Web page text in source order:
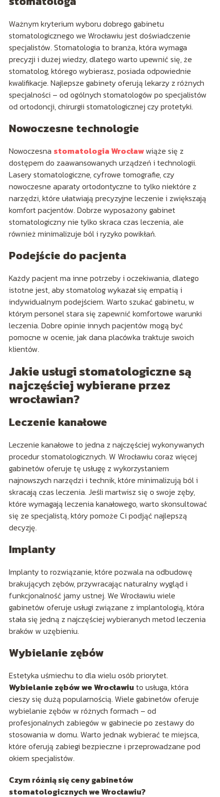
Ważnym kryterium wyboru dobrego gabinetu
stomatologicznego we Wrocławiu jest doświadczenie
specjalistów. Stomatologia to branża, która wymaga
precyzji i dużej wiedzy, dlatego warto upewnić się, że
stomatolog, którego wybierasz, posiada odpowiednie
kwalifikacje. Najlepsze gabinety oferują lekarzy z różnych
specjalności – od ogólnych stomatologów po specjalistów
od ortodoncji, chirurgii stomatologicznej czy protetyki.
Nowoczesne technologie
Nowoczesna stomatologia Wrocławwiąże się z
dostępem do zaawansowanych urządzeń i technologii.
Lasery stomatologiczne, cyfrowe tomografie, czy
nowoczesne aparaty ortodontyczne to tylko niektóre z
narzędzi, które ułatwiają precyzyjne leczenie i zwiększają
komfort pacjentów. Dobrze wyposażony gabinet
stomatologiczny nie tylko skraca czas leczenia, ale
również minimalizuje ból i ryzyko powikłań.
Podejście do pacjenta
Każdy pacjent ma inne potrzeby i oczekiwania, dlatego
istotne jest, aby stomatolog wykazał się empatią i
indywidualnym podejściem. Warto szukać gabinetu, w
którym personel stara się zapewnić komfortowe warunki
leczenia. Dobre opinie innych pacjentów mogą być
pomocne w ocenie, jak dana placówka traktuje swoich
klientów.
Jakie usługi stomatologiczne są
najczęściej wybierane przez
wrocławian?
Leczenie kanałowe
Leczenie kanałowe to jedna z najczęściej wykonywanych
procedur stomatologicznych. W Wrocławiu coraz więcej
gabinetów oferuje tę usługę z wykorzystaniem
najnowszych narzędzi i technik, które minimalizują ból i
skracają czas leczenia. Jeśli martwisz się o swoje zęby,
które wymagają leczenia kanałowego, warto skonsultować
się ze specjalistą, który pomoże Ci podjąć najlepszą
decyzję.
Implanty
Implanty to rozwiązanie, które pozwala na odbudowę
brakujących zębów, przywracając naturalny wygląd i
funkcjonalność jamy ustnej. We Wrocławiu wiele
gabinetów oferuje usługi związane z implantologią, która
stała się jedną z najczęściej wybieranych metod leczenia
braków w uzębieniu.
Wybielanie zębów
Estetyka uśmiechu to dla wielu osób priorytet.
Wybielanie zębów we Wrocławiu to usługa, która
cieszy się dużą popularnością. Wiele gabinetów oferuje
wybielanie zębów w różnych formach – od
profesjonalnych zabiegów w gabinecie po zestawy do
stosowania w domu. Warto jednak wybierać te miejsca,
które oferują zabiegi bezpieczne i przeprowadzane pod
okiem specjalistów.
Czym różnią się ceny gabinetów
stomatologicznych we Wrocławiu?